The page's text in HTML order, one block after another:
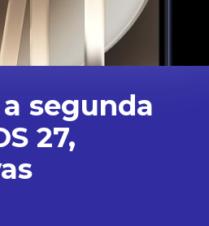
segunda
27,